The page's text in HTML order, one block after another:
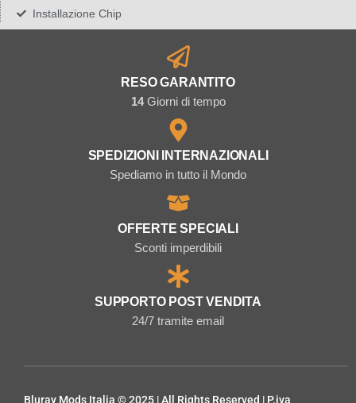
Installazione Chip
RESO GARANTITO
14Giorni di tempo
SPEDIZIONI INTERNAZIONALI
Spediamo in tutto il Mondo
OFFERTE SPECIALI
Sconti imperdibili
SUPPORTO POST VENDITA
24/7 tramite email
Bluray Mods Italia © 2025 | All Rights Reserved | P.iva